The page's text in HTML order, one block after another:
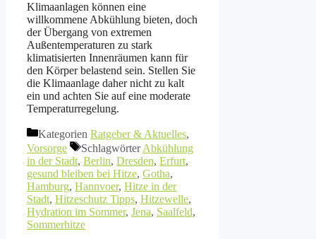
Klimaanlagen können eine
willkommene Abkühlung bieten, doch
der Übergang von extremen
Außentemperaturen zu stark
klimatisierten Innenräumen kann für
den Körper belastend sein. Stellen Sie
die Klimaanlage daher nicht zu kalt
ein und achten Sie auf eine moderate
Temperaturregelung.
Kategorien Ratgeber & Aktuelles,
Vorsorge
SchlagwörterAbkühlung
in der Stadt, Berlin, Dresden, Erfurt,
gesund bleiben bei Hitze, Gotha,
Hamburg, Hannvoer, Hitze in der
Stadt, Hitzeschutz Tipps, Hitzewelle,
Hydration im Sommer, Jena, Saalfeld,
Sommerhitze